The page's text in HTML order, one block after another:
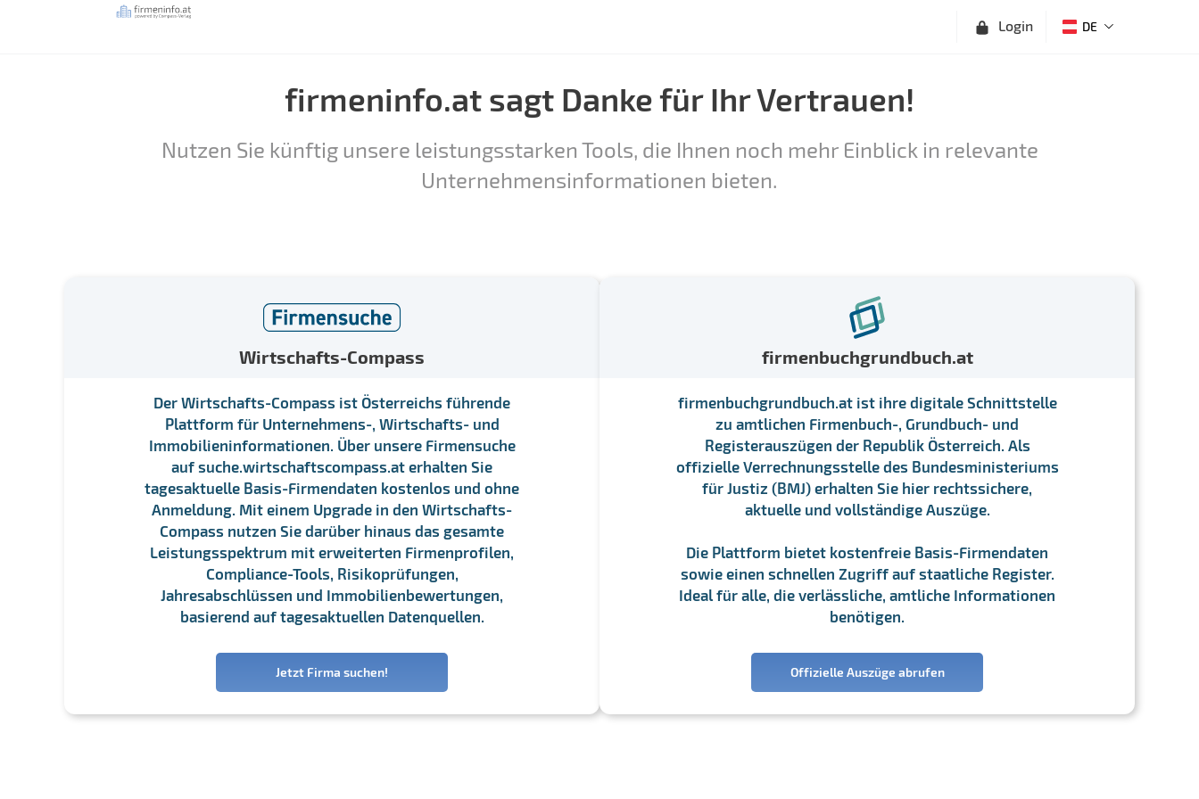
Login DE
firmeninfo.at sagt Danke für Ihr Vertrauen!
Nutzen Sie künftig unsere leistungsstarken Tools, die Ihnen noch mehr Einblick in relevante
Unternehmensinformationen bieten.
Wirtschafts-Compass
Der Wirtschafts-Compass ist Österreichs führende
Plattform für Unternehmens-, Wirtschafts- und
Immobilieninformationen. Über unsere Firmensuche
auf suche.wirtschaftscompass.at erhalten Sie
tagesaktuelle Basis-Firmendaten kostenlos und ohne
Anmeldung. Mit einem Upgrade in den Wirtschafts-
Compass nutzen Sie darüber hinaus das gesamte
Leistungsspektrum mit erweiterten Firmenprofilen,
Compliance-Tools, Risikoprüfungen,
Jahresabschlüssen und Immobilienbewertungen,
basierend auf tagesaktuellen Datenquellen.
Jetzt Firma suchen!
firmenbuchgrundbuch.at
firmenbuchgrundbuch.at ist ihre digitale Schnittstelle
zu amtlichen Firmenbuch-, Grundbuch- und
Registerauszügen der Republik Österreich. Als
offizielle Verrechnungsstelle des Bundesministeriums
für Justiz (BMJ) erhalten Sie hier rechtssichere,
aktuelle und vollständige Auszüge.
Die Plattform bietet kostenfreie Basis-Firmendaten
sowie einen schnellen Zugriff auf staatliche Register.
Ideal für alle, die verlässliche, amtliche Informationen
benötigen.
Offizielle Auszüge abrufen